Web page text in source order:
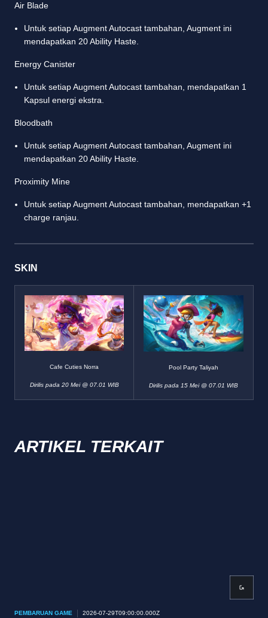
Air Blade
Untuk setiap Augment Autocast tambahan, Augment ini
mendapatkan 20 Ability Haste.
Energy Canister
Untuk setiap Augment Autocast tambahan, mendapatkan 1
Kapsul energi ekstra.
Bloodbath
Untuk setiap Augment Autocast tambahan, Augment ini
mendapatkan 20 Ability Haste.
Proximity Mine
Untuk setiap Augment Autocast tambahan, mendapatkan +1
charge ranjau.
SKIN
Cafe Cuties Norra
Dirilis pada 20 Mei @ 07.01 WIB
Pool Party Taliyah
Dirilis pada 15 Mei @ 07.01 WIB
ARTIKEL TERKAIT
PEMBARUAN GAME 2026-07-29T09:00:00.000Z